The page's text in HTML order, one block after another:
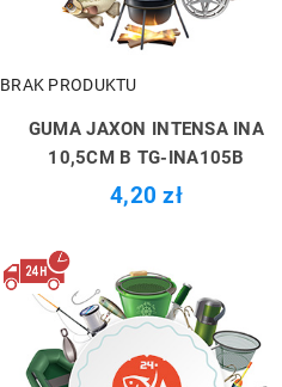
BRAK PRODUKTU
GUMA JAXON INTENSA INA
10,5CM B TG-INA105B
4,20 zł